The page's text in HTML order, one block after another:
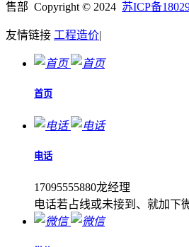
售部 Copyright © 2024 苏ICP备
友情链接 工程造价|
首页
电话
17095555880龙经理
电话若占线或未接到、就加下